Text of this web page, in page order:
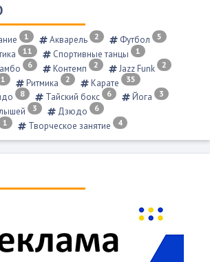
1 Акварель 2 Футбол 5
11 Спортивные танцы 1
6 Контемп 2 Jazz Funk 2
1 Ритмика 2 Карате 35
8 Тайский бокс 6 Йога 3
3 Дзюдо 6
1 Творческое занятие 4